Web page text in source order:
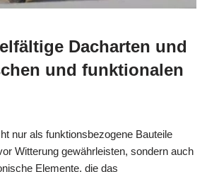
Dacharten und
und funktionalen
nur als funktionsbezogene Bauteile
Witterung gewährleisten, sondern auch
Elemente, die das